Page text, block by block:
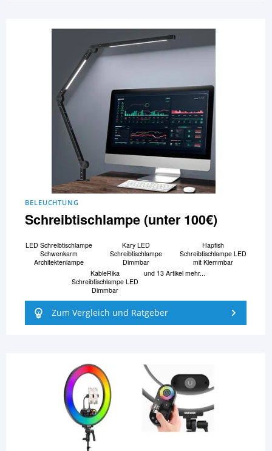
BELEUCHTUNG
Schreibtischlampe (unter 100€)
LED Schreibtischlampe
Schwenkarm
Architektenlampe
Kary LED
Schreibtischlampe
Dimmbar
Hapfish
Schreibtischlampe LED
mit Klemmbar
KableRika
Schreibtischlampe LED
Dimmbar
und 13 Artikel mehr...
Zum Vergleich und Ratgeber